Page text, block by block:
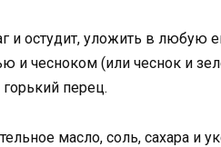
и остудит, уложить в любую
и чесноком (или чеснок и
перец.
масло, соль, сахара и